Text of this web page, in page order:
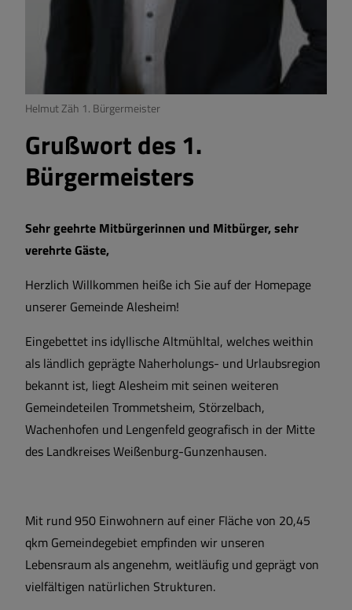
Helmut Zäh 1. Bürgermeister
Grußwort des 1.
Bürgermeisters
Sehr geehrte Mitbürgerinnen und Mitbürger, sehr
verehrte Gäste,
Herzlich Willkommen heiße ich Sie auf der Homepage
unserer Gemeinde Alesheim!
Eingebettet ins idyllische Altmühltal, welches weithin
als ländlich geprägte Naherholungs- und Urlaubsregion
bekannt ist, liegt Alesheim mit seinen weiteren
Gemeindeteilen Trommetsheim, Störzelbach,
Wachenhofen und Lengenfeld geografisch in der Mitte
des Landkreises Weißenburg-Gunzenhausen.
Mit rund 950 Einwohnern auf einer Fläche von 20,45
qkm Gemeindegebiet empfinden wir unseren
Lebensraum als angenehm, weitläufig und geprägt von
vielfältigen natürlichen Strukturen.